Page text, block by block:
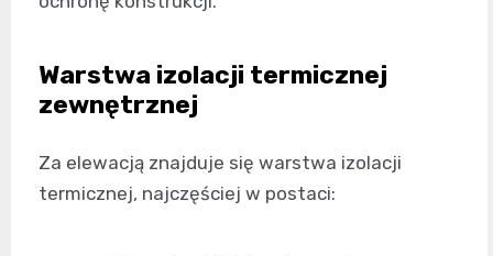
Warstwa izolacji termicznej
zewnętrznej
Za elewacją znajduje się warstwa izolacji
termicznej, najczęściej w postaci: